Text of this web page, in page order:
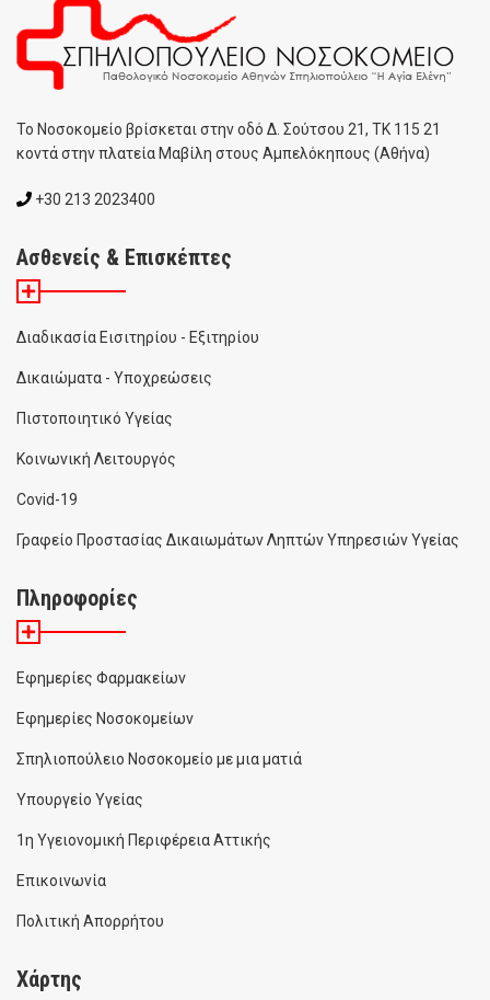
To Noσοκομείο βρίσκεται στην οδό Δ. Σούτσου 21, ΤΚ 115 21
κοντά στην πλατεία Μαβίλη στους Αμπελόκηπους (Αθήνα)
+30 213 2023400
Ασθενείς & Επισκέπτες
Διαδικασία Εισιτηρίου - Εξιτηρίου
Δικαιώματα - Υποχρεώσεις
Πιστοποιητικό Υγείας
Κοινωνική Λειτουργός
Covid-19
Γραφείο Προστασίας Δικαιωμάτων Ληπτών Υπηρεσιών Υγείας
Πληροφορίες
Εφημερίες Φαρμακείων
Εφημερίες Νοσοκομείων
Σπηλιοπούλειο Νοσοκομείο με μια ματιά
Υπουργείο Υγείας
1η Υγειονομική Περιφέρεια Αττικής
Επικοινωνία
Πολιτική Απορρήτου
Χάρτης